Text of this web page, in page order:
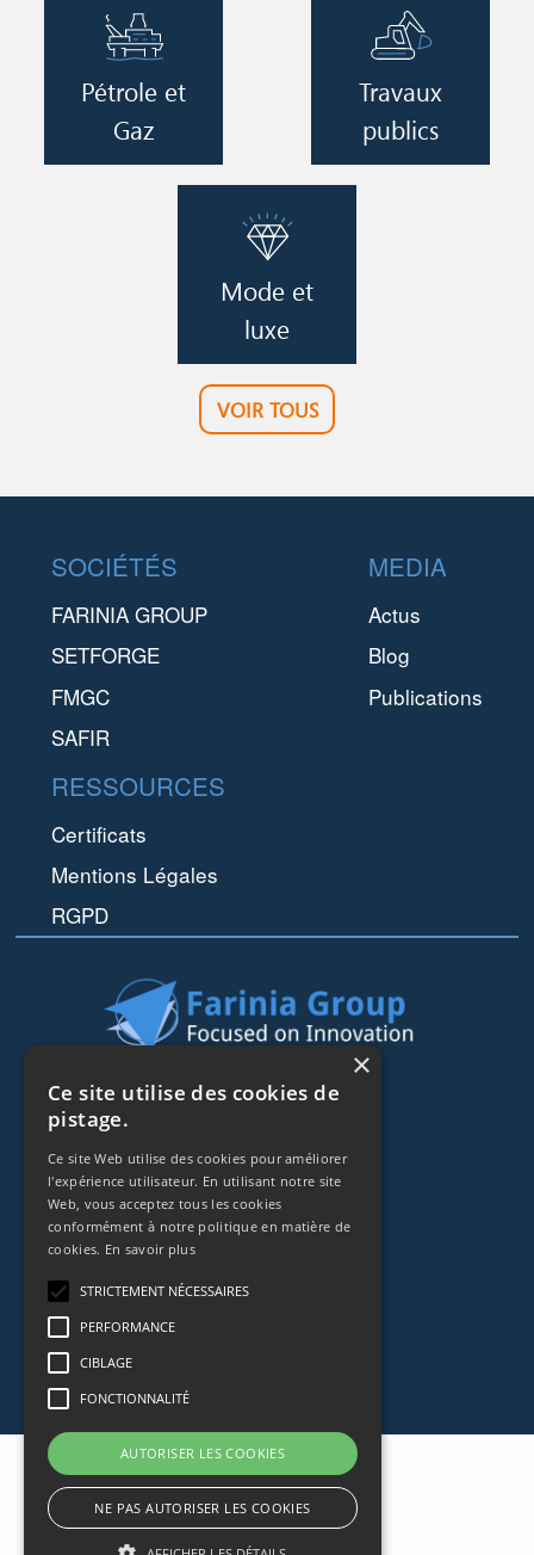
Image
Pétrole et
Gaz
Travaux
publics
Image
Mode et
luxe
VOIR TOUS
Footer
SOCIÉTÉS
FARINIA GROUP
SETFORGE
FMGC
SAFIR
MEDIA
Actus
Blog
Publications
RESSOURCES
Certificats
Mentions Légales
RGPD
44 rue de Lisbonne
Frankreich
+33153838240
Ce site utilise des cookies de
pistage.
Ce site Web utilise des cookies pour améliorer
l'expérience utilisateur. En utilisant notre site
Web, vous acceptez tous les cookies
conformément à notre politique en matière de
cookies. En savoir plus
STRICTEMENT NÉCESSAIRES
PERFORMANCE
CIBLAGE
FONCTIONNALITÉ
AUTORISER LES COOKIES
NE PAS AUTORISER LES COOKIES
×